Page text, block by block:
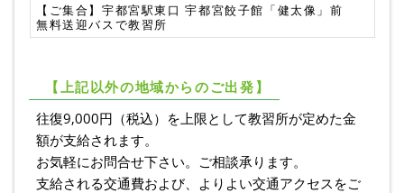
【ご集合】宇都宮駅東口 宇都宮餃子館「健太像」前
無料送迎バスで教習所
【上記以外の地域からのご出発】
往復9,000円（税込）を上限として教習所が定めた金
額が支給されます。
お気軽にお問合せ下さい。ご相談承ります。
支給される交通費および、よりよい交通アクセスをご